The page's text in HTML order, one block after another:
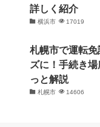
詳しく紹介
横浜市 17019
札幌市で運転
ズに！手続き
っと解説
札幌市 14606